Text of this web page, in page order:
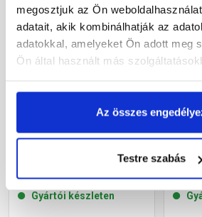
megosztjuk az Ön
adatait, akik kombinálhatják az
adatokkal, amelyeket Ön adott meg
Ön által használt más
Az összes
Testre szabás
Masterplast
16-C 25 kg
Gyártói készleten
07-C